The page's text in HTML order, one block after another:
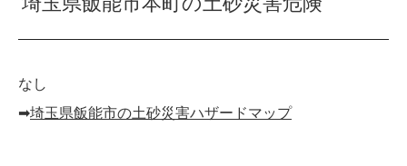
なし
➡︎埼玉県飯能市の土砂災害ハザードマップ